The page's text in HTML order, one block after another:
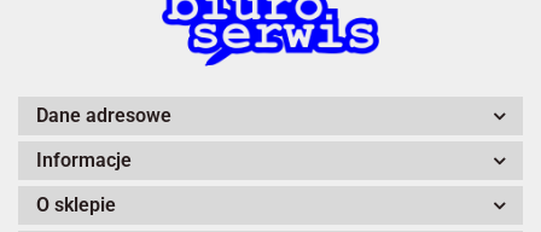
A4 Tech
Dane adresowe
Informacje
O sklepie